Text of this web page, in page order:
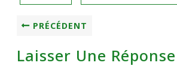
PRÉCÉDENT
Laisser Une Réponse